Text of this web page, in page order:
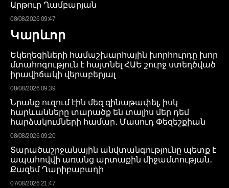
Արթուր Ղամբարյան
08/08/2026 09:47
Կարևոր
Եկեղեցիների համաշխարհային խորհուրդը խոր
մտահոգություն է հայտնել ՀԱԵ շուրջ ստեղծված
իրավիճակի վերաբերյալ
08/08/2026 09:39
Նրանք ուզում էին մեզ զինաթափել, իսկ
հարևանները տարածք են տալիս մեր դեմ
հարձակումների համար․ Մասուդ Փեզեշքիան
08/08/2026 09:20
Տարածաշրջանային անվտանգությունը պետք է
ապահովվի առանց արտաքին միջամտության․
Քազեմ Ղարիբաբադի
07/08/2026 21:47